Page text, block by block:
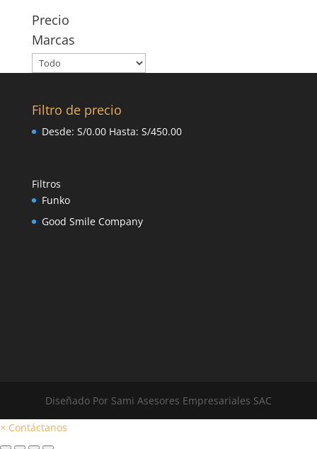
Precio
Marcas
Filtro de precio
Desde: S/0.00Hasta: S/450.00
Filtros
Funko
Good Smile Company
Diseñado Por Sami Asesores Empresariales SAC
× Contáctanos